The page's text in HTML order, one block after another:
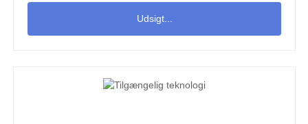
Udsigt...